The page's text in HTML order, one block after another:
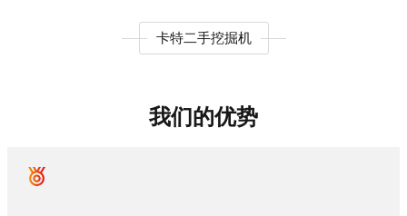
卡特二手挖掘机
我们的优势